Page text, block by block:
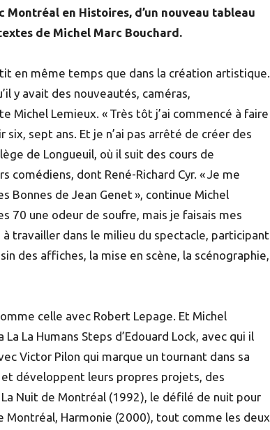
en Histoires, d’un nouveau tableau
de Michel Marc Bouchard.
en même temps que dans la création artistique.
y avait des nouveautés, caméras,
Michel Lemieux. « Très tôt j’ai commencé à faire
sept ans. Et je n’ai pas arrêté de créer des
de Longueuil, où il suit des cours de
comédiens, dont René-Richard Cyr. « Je me
Bonnes de Jean Genet », continue Michel
70 une odeur de soufre, mais je faisais mes
travailler dans le milieu du spectacle, participant
des affiches, la mise en scène, la scénographie,
celle avec Robert Lepage. Et Michel
La Humans Steps d’Edouard Lock, avec qui il
Victor Pilon qui marque un tournant dans sa
développent leurs propres projets, des
Nuit de Montréal (1992), le défilé de nuit pour
Montréal, Harmonie (2000), tout comme les deux